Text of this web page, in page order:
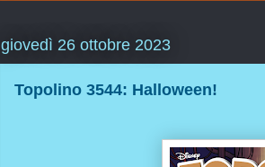
giovedì 26 ottobre 2023
Topolino 3544: Halloween!